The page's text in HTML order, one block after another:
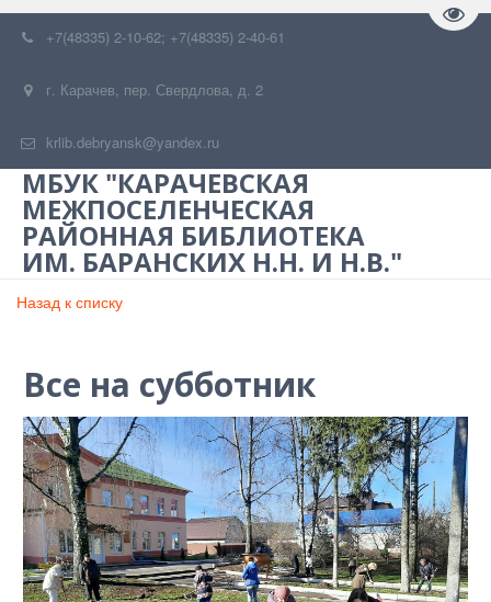
+7(48335) 2-10-62; +7(48335) 2-40-61
г. Карачев, пер. Свердлова, д. 2
krlib.debryansk@yandex.ru
МБУК "КАРАЧЕВСКАЯ
МЕЖПОСЕЛЕНЧЕСКАЯ
РАЙОННАЯ БИБЛИОТЕКА
ИМ. БАРАНСКИХ Н.Н. И Н.В."
Назад к списку
Все на субботник